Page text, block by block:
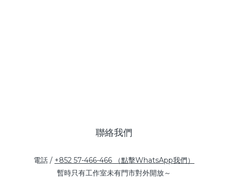
聯絡我們
電話 / +852 57-466-466 （點擊WhatsApp我們）
暫時只有工作室未有門市對外開放～